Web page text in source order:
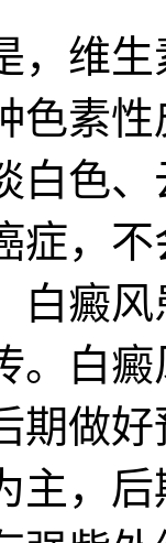
，维
色素
白色
症，
白癜
。白
期做
主，